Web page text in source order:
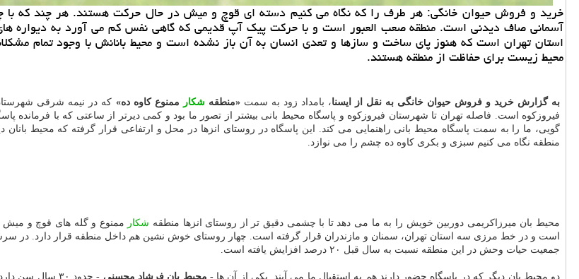
خرید و فروش حیوان خانگی: هر طرف را كه نگاه می كنیم دسته ای قوچ و میش در حال حركت هستند. هر چند كه با
آسمانی صاف دیدنی است. منطقه صعب العبور است و با حركت پیك آپ قدیمی كه گاهی نفس كم می آورد به دیواره
استان تهران است كه هنوز پای ساخت و سازها و تعدی انسان به آن باز نشده است و محیط بانانش با وجود تمام
محیط زیست برای حفاظت از منطقه هستند.
به گزارش خرید و فروش حیوان خانگی به نقل از ایسنا، بامداد زود به سمت«منطقهشكار ممنوع كاوه ده» كه در نیمه شرقی
فیروزكوه است. فاصله تهران تا شهرستان فیروزكوه و پاسگاه محیط بانی بیشتر از تصور ما بود و كمی دیرتر از ساعتی كه با فرمانده
گویی، ما را به سمت پاسگاه محیط بانی راهنمایی می كند. این پاسگاه در روستای انزها در محل و ارتفاعی قرار گرفته كه محیط
منطقه نگاه می كنیم سبزی و بكری كاوه ده چشم را می نوازد.
محیط بان میرزاكریمی دوربین خویش را به ما می دهد تا با چشمی دقیق تر از روستای انزها منطقه شكار
جمعیت حیات وحش در این منطقه نسبت به سال قبل ۲۰ درصد افزایش یافته است.
دو محیط بان دیگر كه در پاسگاه حضور دارند هم به استقبال ما می آیند. یكی از آن ها- محیط بان فرشاد محسنی - حدود ۳۰ سال سن دارد و اهل بابل و شوخ طبع است و دیگری